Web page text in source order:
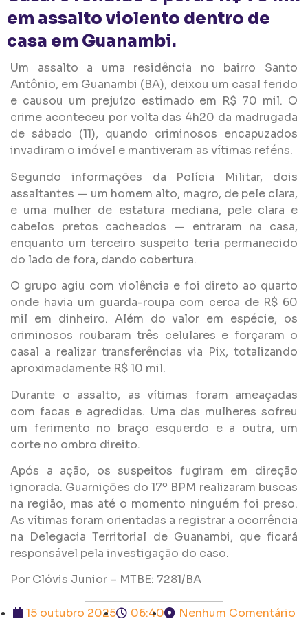
em assalto violento dentro de
casa em Guanambi.
Um assalto a uma residência no bairro Santo
Antônio, em Guanambi (BA), deixou um casal ferido
e causou um prejuízo estimado em R$ 70 mil. O
crime aconteceu por volta das 4h20 da madrugada
de sábado (11), quando criminosos encapuzados
invadiram o imóvel e mantiveram as vítimas reféns.
Segundo informações da Polícia Militar, dois
assaltantes — um homem alto, magro, de pele clara,
e uma mulher de estatura mediana, pele clara e
cabelos pretos cacheados — entraram na casa,
enquanto um terceiro suspeito teria permanecido
do lado de fora, dando cobertura.
O grupo agiu com violência e foi direto ao quarto
onde havia um guarda-roupa com cerca de R$ 60
mil em dinheiro. Além do valor em espécie, os
criminosos roubaram três celulares e forçaram o
casal a realizar transferências via Pix, totalizando
aproximadamente R$ 10 mil.
Durante o assalto, as vítimas foram ameaçadas
com facas e agredidas. Uma das mulheres sofreu
um ferimento no braço esquerdo e a outra, um
corte no ombro direito.
Após a ação, os suspeitos fugiram em direção
ignorada. Guarnições do 17º BPM realizaram buscas
na região, mas até o momento ninguém foi preso.
As vítimas foram orientadas a registrar a ocorrência
na Delegacia Territorial de Guanambi, que ficará
responsável pela investigação do caso.
Por Clóvis Junior – MTBE: 7281/BA
15 outubro 2025 06:40 Nenhum Comentário